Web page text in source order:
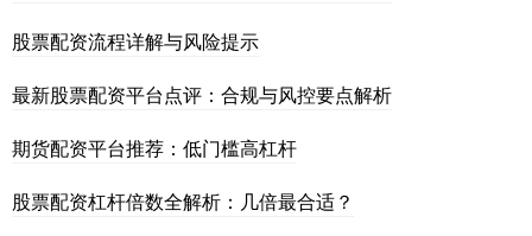
股票配资流程详解与风险提示
最新股票配资平台点评：合规与风控要点解析
期货配资平台推荐：低门槛高杠杆
股票配资杠杆倍数全解析：几倍最合适？